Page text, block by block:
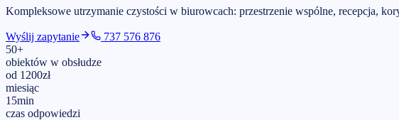
Kompleksowe utrzymanie czystości w biurowcach: przestrzenie wspólne, recepcja,
Wyślij zapytanie
737 576 876
50+
obiektów w obsłudze
od 1200zł
miesiąc
15min
czas odpowiedzi